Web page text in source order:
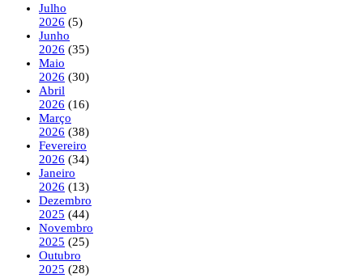
Julho
2026 (5)
Junho
2026 (35)
Maio
2026 (30)
Abril
2026 (16)
Março
2026 (38)
Fevereiro
2026 (34)
Janeiro
2026 (13)
Dezembro
2025 (44)
Novembro
2025 (25)
Outubro
2025 (28)